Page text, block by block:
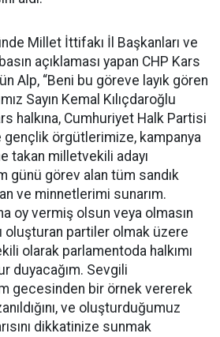
Millet İttifakı İl Başkanları ve
açıklaması yapan CHP Kars
Alp, “Beni bu göreve layık gören
Sayın Kemal Kılıçdaroğlu
halkına, Cumhuriyet Halk Partisi
gençlik örgütlerimize, kampanya
takan milletvekili adayı
günü görev alan tüm sandık
ve minnetlerimi sunarım.
oy vermiş olsun veya olmasın
oluşturan partiler olmak üzere
olarak parlamentoda halkımı
duyacağım. Sevgili
gecesinden bir örnek vererek
ve oluşturduğumuz
dikkatinize sunmak